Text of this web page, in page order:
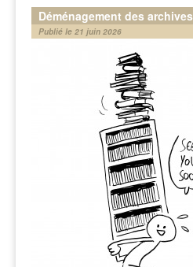
Déménagement des archives
Publié le 21 juin 2026